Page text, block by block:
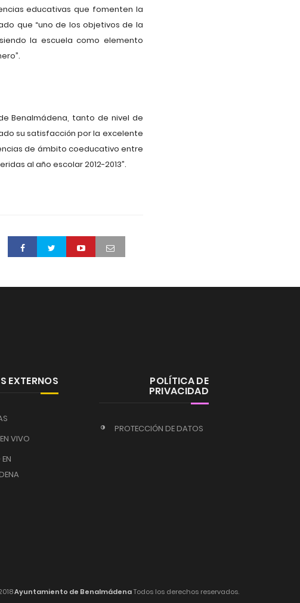
educativas que fomenten la
que “uno de los objetivos de la
la escuela como elemento
Benalmádena, tanto de nivel de
su satisfacción por la excelente
de ámbito coeducativo entre
al año escolar 2012-2013”.
EXTERNOS
VIVO
POLÍTICA DE
PRIVACIDAD
PROTECCIÓN DE DATOS
Ayuntamiento de BenalmádenaTodos los derechos reservados.